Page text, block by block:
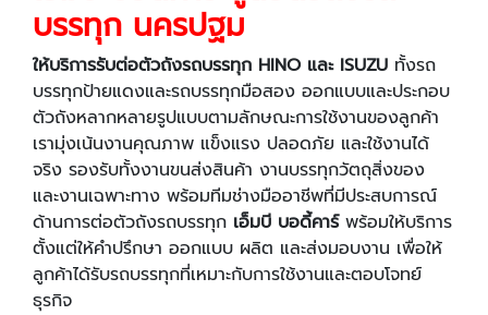
บรรทุก นครปฐม
ให้บริการรับต่อตัวถังรถบรรทุก HINO และ ISUZU ทั้งรถ
บรรทุกป้ายแดงและรถบรรทุกมือสอง ออกแบบและประกอบ
ตัวถังหลากหลายรูปแบบตามลักษณะการใช้งานของลูกค้า
เรามุ่งเน้นงานคุณภาพ แข็งแรง ปลอดภัย และใช้งานได้
จริง รองรับทั้งงานขนส่งสินค้า งานบรรทุกวัตถุสิ่งของ
และงานเฉพาะทาง พร้อมทีมช่างมืออาชีพที่มีประสบการณ์
ด้านการต่อตัวถังรถบรรทุก เอ็มบี บอดี้คาร์พร้อมให้บริการ
ตั้งแต่ให้คำปรึกษา ออกแบบ ผลิต และส่งมอบงาน เพื่อให้
ลูกค้าได้รับรถบรรทุกที่เหมาะกับการใช้งานและตอบโจทย์
ธุรกิจ